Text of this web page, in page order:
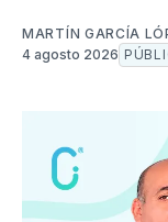
MARTÍN GARCÍA
4 agosto 2026